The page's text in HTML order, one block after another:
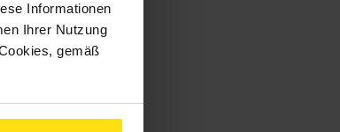
Informationen
Ihrer Nutzung
gemäß